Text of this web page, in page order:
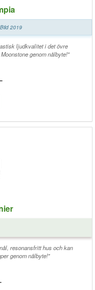
2019
ljudkvalitet i det övre
genom nålbyte!"
resonansfritt hus och kan
genom nålbyte!"